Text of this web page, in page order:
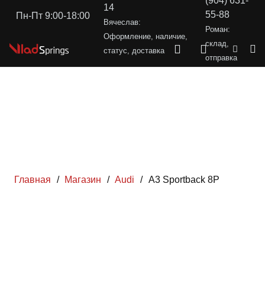
Пн-Пт 9:00-18:00
14
Вячеслав:
Оформление, наличие,
статус, доставка
55-88
Роман:
склад,
отправка
Главная / Магазин / Audi / A3 Sportback 8P